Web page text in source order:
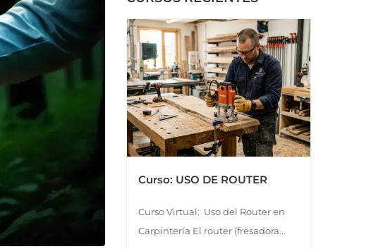
Curso: USO DE ROUTER
Curso Virtual: Uso del Router en
Carpintería El router (fresadora...